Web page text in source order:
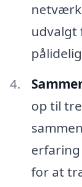
udvalgt
op til
for at